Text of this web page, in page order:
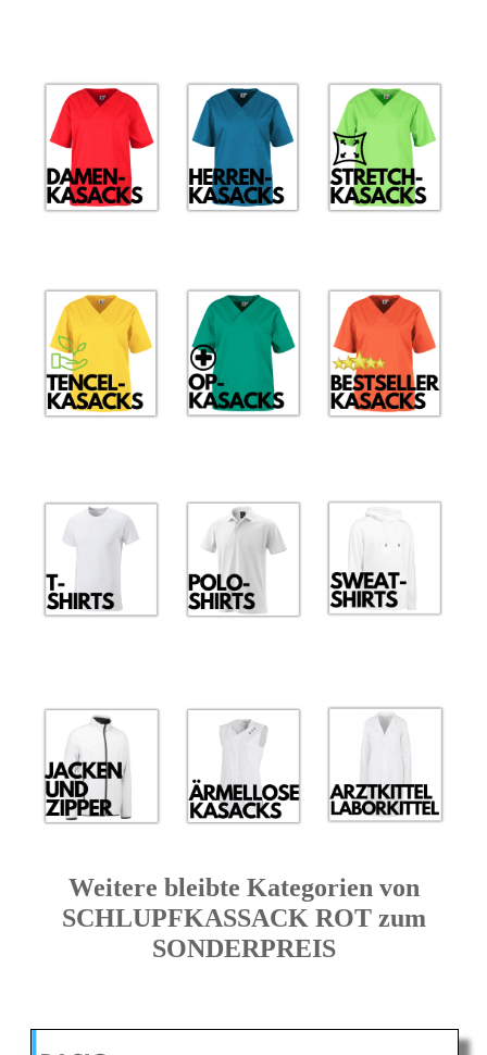
Weitere bleibte Kategorien von
SCHLUPFKASSACK ROT zum
SONDERPREIS